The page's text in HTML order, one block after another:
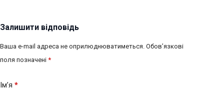
Залишити відповідь
Ваша e-mail адреса не оприлюднюватиметься. Обов’язкові
поля позначені *
Ім’я *